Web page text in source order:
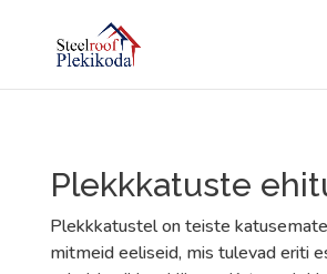
Plekkkatuste
Plekkkatustel on teiste
mitmeid eeliseid, mis tulevad eriti